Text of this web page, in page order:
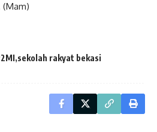
(Mam)
sekolah rakyat bekasi